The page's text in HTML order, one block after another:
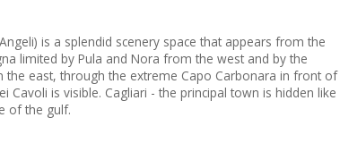
is a splendid scenery space that appears from the
limited by Pula and Nora from the west and by the
the east, through the extreme Capo Carbonara in front of
Cavoli is visible. Cagliari - the principal town is hidden like
of the gulf.